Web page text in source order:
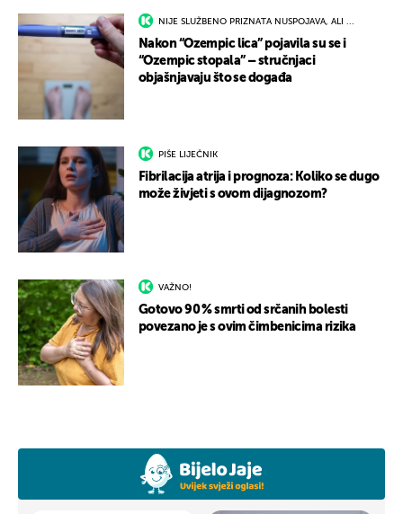
NIJE SLUŽBENO PRIZNATA NUSPOJAVA, ALI ...
Nakon “Ozempic lica” pojavila su se i
“Ozempic stopala” – stručnjaci
objašnjavaju što se događa
PIŠE LIJEČNIK
Fibrilacija atrija i prognoza: Koliko se dugo
može živjeti s ovom dijagnozom?
VAŽNO!
Gotovo 90 % smrti od srčanih bolesti
povezano je s ovim čimbenicima rizika